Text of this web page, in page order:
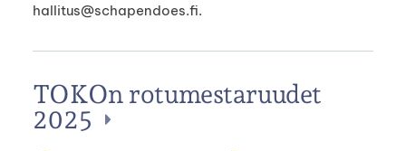
hallitus@schapendoes.fi.
TOKOn rotumestaruudet
2025